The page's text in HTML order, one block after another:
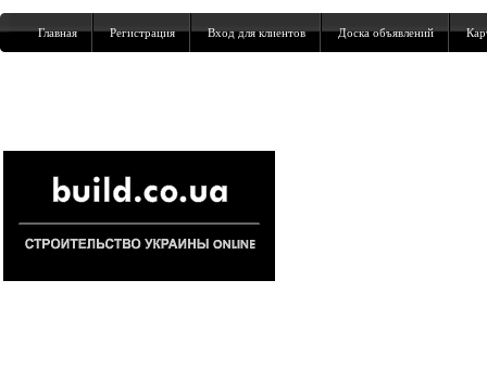
Главная Регистрация Вход для клиентов Доска объявлений